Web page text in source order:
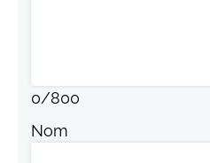
0/800
Nom